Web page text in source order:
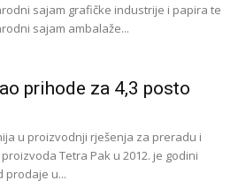
sajam grafičke industrije i papira te
sajam ambalaže...
prihode za 4,3 posto
u proizvodnji rješenja za preradu i
Tetra Pak u 2012. je godini
prodaje u...